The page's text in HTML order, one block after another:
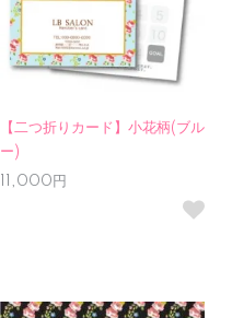
【二つ折りカード】小花柄(ブル
ー)
11,000円